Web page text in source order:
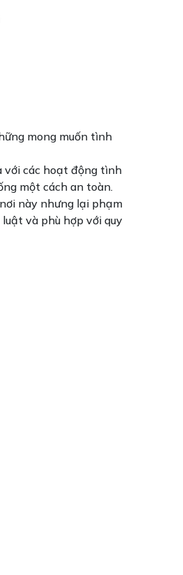
mong muốn tình
với các hoạt động tình
một cách an toàn.
này nhưng lại phạm
và phù hợp với quy